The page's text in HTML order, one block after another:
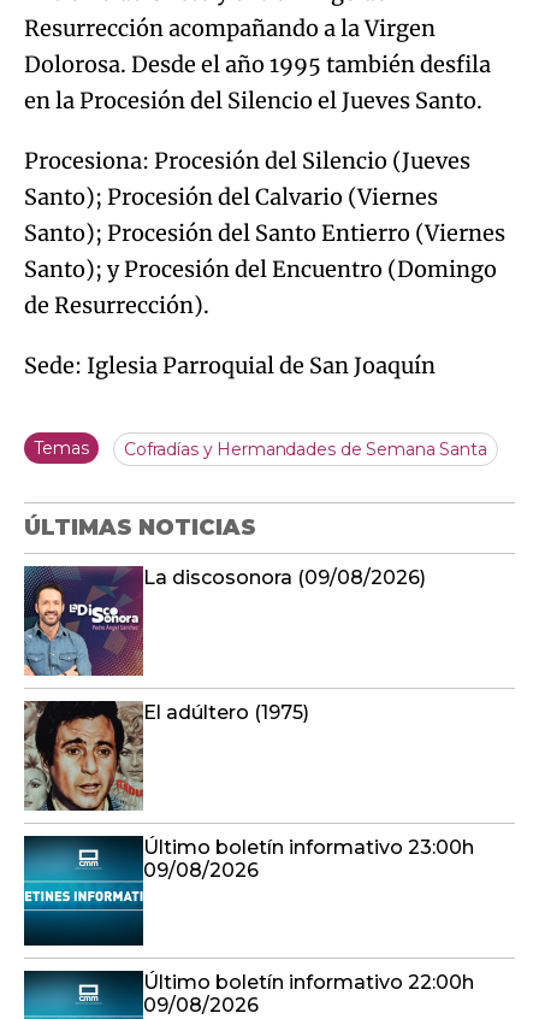
Resurrección acompañando a la Virgen
Dolorosa. Desde el año 1995 también desfila
en la Procesión del Silencio el Jueves Santo.
Procesiona: Procesión del Silencio (Jueves
Santo); Procesión del Calvario (Viernes
Santo); Procesión del Santo Entierro (Viernes
Santo); y Procesión del Encuentro (Domingo
de Resurrección).
Sede: Iglesia Parroquial de San Joaquín
Temas Cofradías y Hermandades de Semana Santa
ÚLTIMAS NOTICIAS
La discosonora (09/08/2026)
El adúltero (1975)
Último boletín informativo 23:00h
09/08/2026
Último boletín informativo 22:00h
09/08/2026